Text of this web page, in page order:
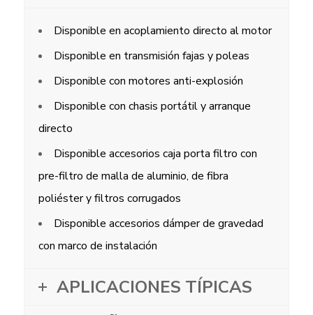
Disponible en acoplamiento directo al motor
Disponible en transmisión fajas y poleas
Disponible con motores anti-explosión
Disponible con chasis portátil y arranque
directo
Disponible accesorios caja porta filtro con
pre-filtro de malla de aluminio, de fibra
poliéster y filtros corrugados
Disponible accesorios dámper de gravedad
con marco de instalación
APLICACIONES TÍPICAS